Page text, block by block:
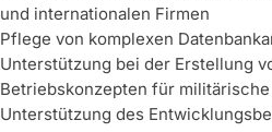
und internationalen Firmen
Pflege von komplexen
Unterstützung bei der Erstellung
Betriebskonzepten für militärische
Unterstützung des